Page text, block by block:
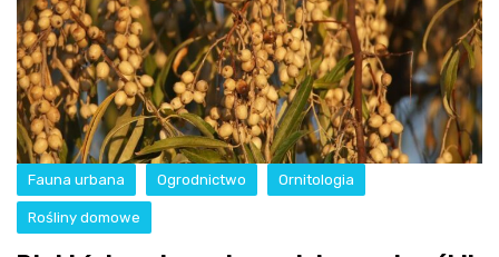
Fauna urbana Ogrodnictwo Ornitologia
Rośliny domowe